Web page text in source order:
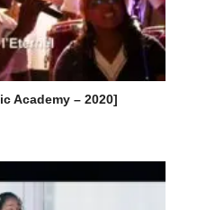
Academy – 2020]